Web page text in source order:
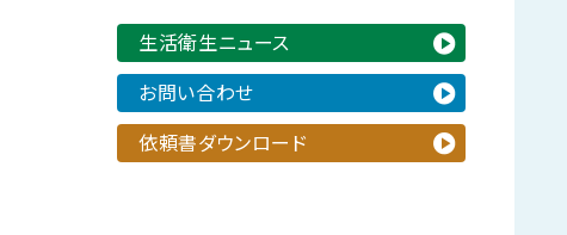
生活衛生ニュース
お問い合わせ
依頼書ダウンロード